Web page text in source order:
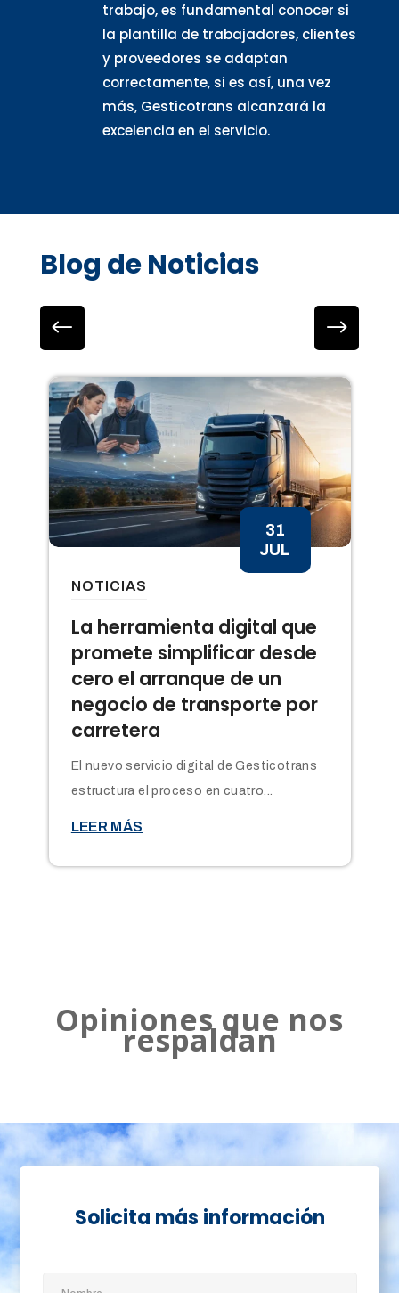
trabajo, es fundamental conocer si
la plantilla de trabajadores, clientes
y proveedores se adaptan
correctamente, si es así, una vez
más, Gesticotrans alcanzará la
excelencia en el servicio.
Blog de Noticias
La herramienta digital que
promete simplificar desde
cero el arranque de un
negocio de transporte por
carretera
31
JUL
NOTICIAS
El nuevo servicio digital de Gesticotrans
estructura el proceso en cuatro...
LEER MÁS
Opiniones que nos
respaldan
Solicita más información